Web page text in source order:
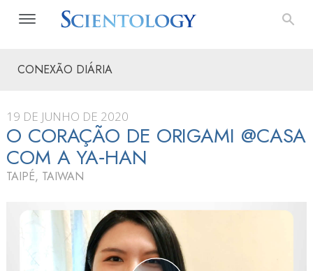
CONEXÃO DIÁRIA
19 DE JUNHO DE 2020
O CORAÇÃO DE ORIGAMI @CASA
COM A YA‑HAN
TAIPÉ, TAIWAN